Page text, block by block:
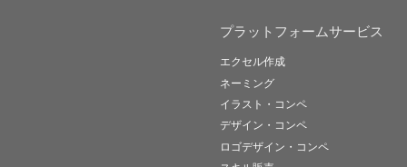
プラットフォームサービス
エクセル作成
ネーミング
イラスト・コンペ
デザイン・コンペ
ロゴデザイン・コンペ